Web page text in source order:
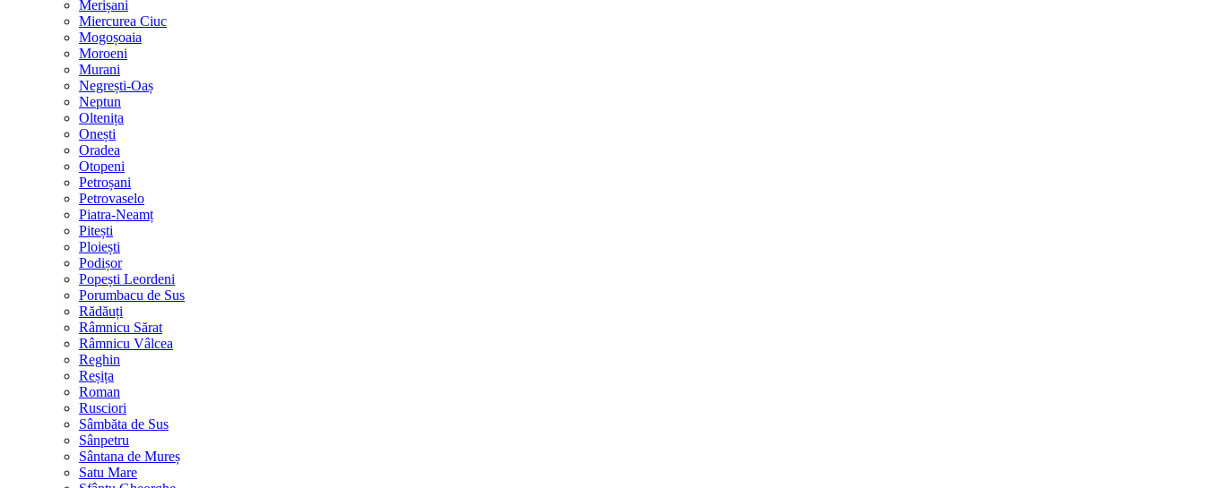
Merișani
Miercurea Ciuc
Mogoșoaia
Moroeni
Murani
Negrești-Oaș
Neptun
Oltenița
Onești
Oradea
Otopeni
Petroșani
Petrovaselo
Piatra-Neamț
Pitești
Ploiești
Podișor
Popești Leordeni
Porumbacu de Sus
Rădăuți
Râmnicu Sărat
Râmnicu Vâlcea
Reghin
Reșița
Roman
Rusciori
Sâmbăta de Sus
Sânpetru
Sântana de Mureș
Satu Mare